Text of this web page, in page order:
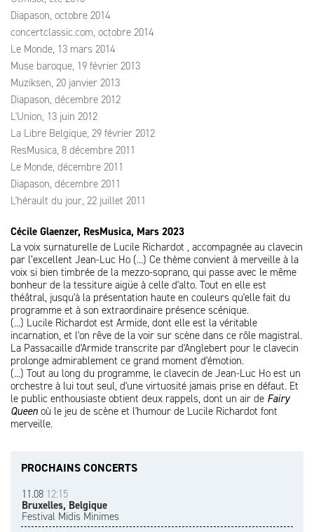
Diapason, octobre 2014
concertclassic.com, octobre 2014
Le Monde, 13 mars 2014
Muse baroque, 19 février 2013
Muziksen, 20 janvier 2013
Diapason, décembre 2012
L'Union, 13 juin 2012
La Libre Belgique, 29 février 2012
ResMusica, 8 décembre 2011
Le Monde, décembre 2011
Diapason, décembre 2011
L'hérault du jour, 22 juillet 2011
Cécile Glaenzer, ResMusica, Mars 2023
La voix surnaturelle de Lucile Richardot , accompagnée au clavecin
par l’excellent Jean-Luc Ho (...) Ce thème convient à merveille à la
voix si bien timbrée de la mezzo-soprano, qui passe avec le même
bonheur de la tessiture aigüe à celle d'alto. Tout en elle est
théâtral, jusqu'à la présentation haute en couleurs qu'elle fait du
programme et à son extraordinaire présence scénique.
(...) Lucile Richardot est Armide, dont elle est la véritable
incarnation, et l'on rêve de la voir sur scène dans ce rôle magistral.
La Passacaille d'Armide transcrite par d'Anglebert pour le clavecin
prolonge admirablement ce grand moment d'émotion.
(...) Tout au long du programme, le clavecin de Jean-Luc Ho est un
orchestre à lui tout seul, d'une virtuosité jamais prise en défaut. Et
le public enthousiaste obtient deux rappels, dont un air de Fairy
Queen où le jeu de scène et l'humour de Lucile Richardot font
merveille.
PROCHAINS CONCERTS
11.08 12:15
Bruxelles, Belgique
Festival Midis Minimes